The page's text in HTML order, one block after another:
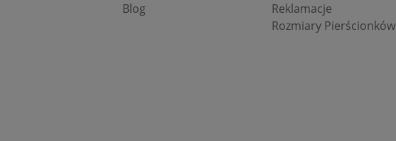
Blog
Reklamacje
Rozmiary Pierścionków